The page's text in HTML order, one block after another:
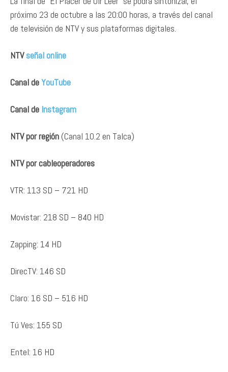
próximo 23 de octubre a las 20:00 horas, a través del canal
de televisión de NTV y sus plataformas digitales.
NTVseñal online
Canal deYouTube
Canal de Instagram
NTV por región (Canal 10.2 en Talca)
NTV por cableoperadores
VTR: 113 SD – 721 HD
Movistar: 218 SD – 840 HD
Zapping: 14 HD
DirecTV: 146 SD
Claro: 16 SD – 516 HD
Tú Ves: 155 SD
Entel: 16 HD